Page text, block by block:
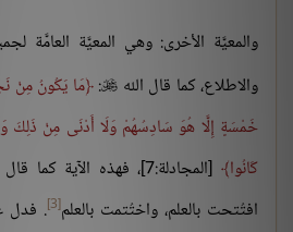
والمعيَّة الأخرى: وهي المعيَّة العامَّة
والاطلاع، كما قال الله 
: مَا يَكُونُ مِنْ
خَمْسَةٍ إِلَّا هُوَ سَادِسُهُمْ وَلَا أَدْنَى مِنْ ذَلِكَ
كَانُوا
[المجادلة:7]، فهذه الآية
افتُتحت بالعلم، واختُتمت بالعلم[3] . فدل